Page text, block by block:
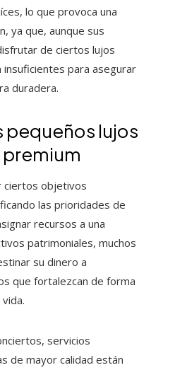
lo que provoca una
ya que, aunque sus
de ciertos lujos
insuficientes para asegurar
duradera.
pequeños lujos
ciertos objetivos
las prioridades de
recursos a una
patrimoniales, muchos
su dinero a
que fortalezcan de forma
servicios
de mayor calidad están